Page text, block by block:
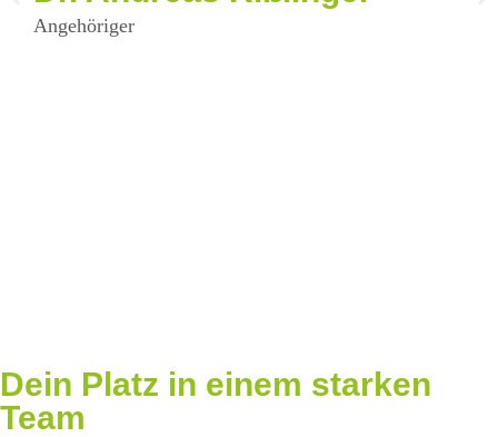
Angehöriger
Dein Platz in einem starken
Team